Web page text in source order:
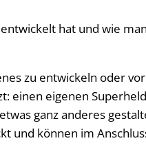
hat und wie
zu entwickeln oder
einen eigenen
ganz anderes
und können im